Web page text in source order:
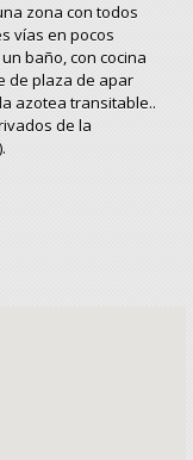
zona con todos
vías en pocos
baño, con cocina
de plaza de apar
azotea transitable..
de la